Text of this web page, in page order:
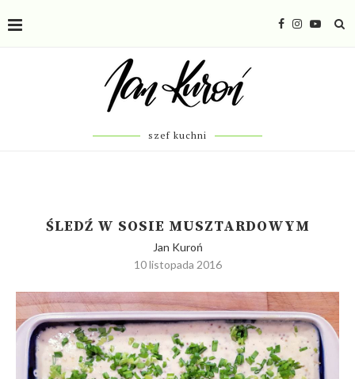
szef kuchni
ŚLEDŹ W SOSIE MUSZTARDOWYM
Jan Kuroń
10 listopada 2016